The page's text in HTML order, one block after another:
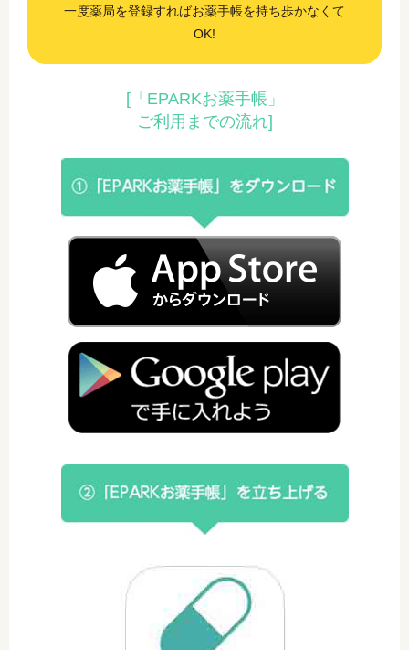
一度薬局を登録すればお薬手帳を持ち歩かなくて
OK!
[「EPARKお薬手帳」
ご利用までの流れ]